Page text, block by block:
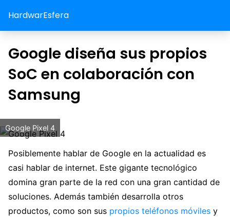
HardwarEsfera
Google diseña sus propios
SoC en colaboración con
Samsung
Google Pixel 4
Posiblemente hablar de Google en la actualidad es
casi hablar de internet. Este gigante tecnológico
domina gran parte de la red con una gran cantidad de
soluciones. Además también desarrolla otros
productos, como son sus propios teléfonos móviles y